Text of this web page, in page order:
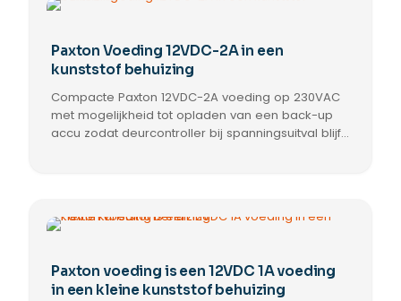
Paxton Voeding 12VDC-2A in een
kunststof behuizing
Compacte Paxton 12VDC-2A voeding op 230VAC
met mogelijkheid tot opladen van een back-up
accu zodat deurcontroller bij spanningsuitval blijft
Paxton voeding is een 12VDC 1A voeding
in een kleine kunststof behuizing